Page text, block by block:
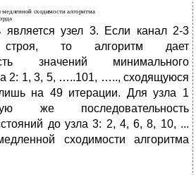
является узел 3. Если канал 2-3
то алгоритм дает
значений минимального
2: 1, 3, 5, …..101, ….., сходящуюся
на 49 итерации. Для узла 1
же последовательность
до узла 3: 2, 4, 6, 8, 10, ...
сходимости алгоритма